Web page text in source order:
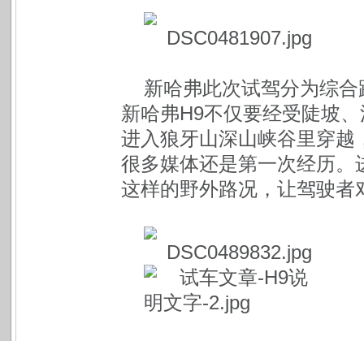
新哈弗此次试驾分为综
新哈弗H9不仅要经受陡坡
进入狼牙山深山峡谷里穿
很多媒体还是第一次经历
这样的野外路况，让驾驶